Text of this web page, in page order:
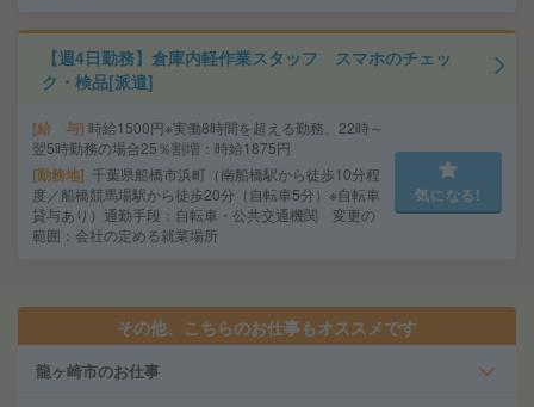
【週4日勤務】倉庫内軽作業スタッフ スマホのチェッ
ク・検品[派遣]
給 与 時給1500円※実働8時間を超える勤務、22時～
翌5時勤務の場合25％割増：時給1875円
勤務地 千葉県船橋市浜町（南船橋駅から徒歩10分程
度／船橋競馬場駅から徒歩20分（自転車5分）※自転車
貸与あり）通勤手段：自転車・公共交通機関 変更の
範囲：会社の定める就業場所
気になる!
その他、こちらのお仕事もオススメです
龍ヶ崎市のお仕事